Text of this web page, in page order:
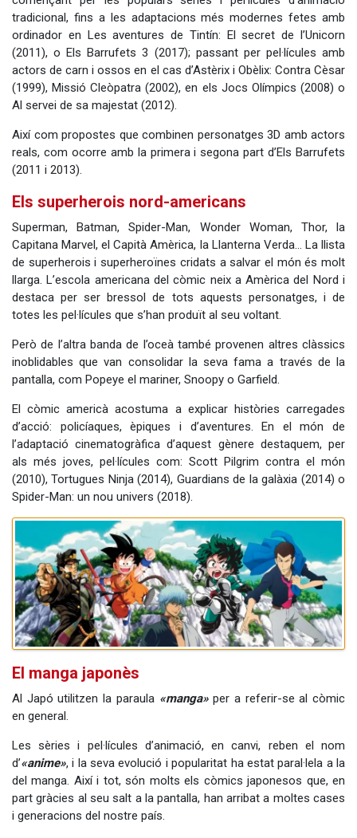
tradicional, fins a les adaptacions més modernes fetes amb
ordinador en Les aventures de Tintín: El secret de l’Unicorn
(2011), o Els Barrufets 3 (2017); passant per pel·lícules amb
actors de carn i ossos en el cas d’Astèrix i Obèlix: Contra Cèsar
(1999), Missió Cleòpatra (2002), en els Jocs Olímpics (2008) o
Al servei de sa majestat (2012).
Així com propostes que combinen personatges 3D amb actors
reals, com ocorre amb la primera i segona part d’Els Barrufets
(2011 i 2013).
Els superherois nord-americans
Superman, Batman, Spider-Man, Wonder Woman, Thor, la
Capitana Marvel, el Capità Amèrica, la Llanterna Verda… La llista
de superherois i superheroïnes cridats a salvar el món és molt
llarga. L’escola americana del còmic neix a Amèrica del Nord i
destaca per ser bressol de tots aquests personatges, i de
totes les pel·lícules que s’han produït al seu voltant.
Però de l’altra banda de l’oceà també provenen altres clàssics
inoblidables que van consolidar la seva fama a través de la
pantalla, com Popeye el mariner, Snoopy o Garfield.
El còmic americà acostuma a explicar històries carregades
d’acció: policíaques, èpiques i d’aventures. En el món de
l’adaptació cinematogràfica d’aquest gènere destaquem, per
als més joves, pel·lícules com: Scott Pilgrim contra el món
(2010), Tortugues Ninja (2014), Guardians de la galàxia (2014) o
Spider-Man: un nou univers (2018).
El manga japonès
Al Japó utilitzen la paraula «manga»per a referir-se al còmic
en general.
Les sèries i pel·lícules d’animació, en canvi, reben el nom
d’«anime», i la seva evolució i popularitat ha estat paral·lela a la
del manga. Així i tot, són molts els còmics japonesos que, en
part gràcies al seu salt a la pantalla, han arribat a moltes cases
i generacions del nostre país.